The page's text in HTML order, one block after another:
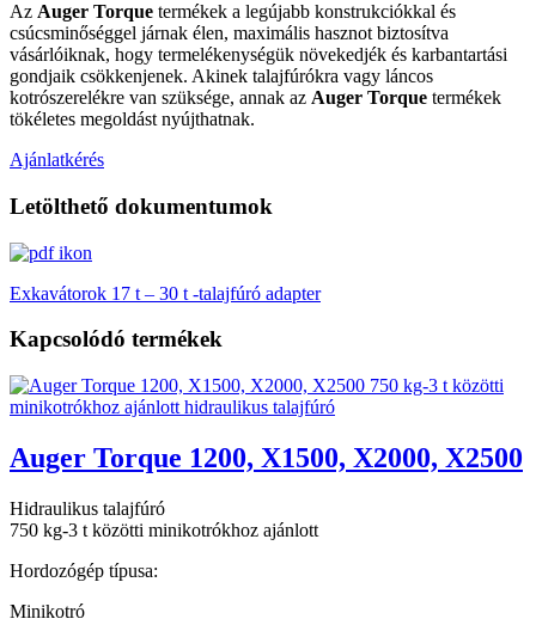
Az Auger Torque termékek a legújabb konstrukciókkal és
csúcsminőséggel járnak élen, maximális hasznot biztosítva
vásárlóiknak, hogy termelékenységük növekedjék és karbantartási
gondjaik csökkenjenek. Akinek talajfúrókra vagy láncos
kotrószerelékre van szüksége, annak az Auger Torque termékek
tökéletes megoldást nyújthatnak.
Ajánlatkérés
Letölthető dokumentumok
Exkavátorok 17 t – 30 t -talajfúró adapter
Kapcsolódó termékek
Auger Torque 1200, X1500, X2000, X2500
Hidraulikus talajfúró
750 kg-3 t közötti minikotrókhoz ajánlott
Hordozógép típusa:
Minikotró